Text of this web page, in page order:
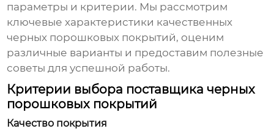
параметры и критерии. Мы рассмотрим
ключевые характеристики качественных
черных порошковых покрытий, оценим
различные варианты и предоставим полезные
советы для успешной работы.
Критерии выбора поставщика черных
порошковых покрытий
Качество покрытия